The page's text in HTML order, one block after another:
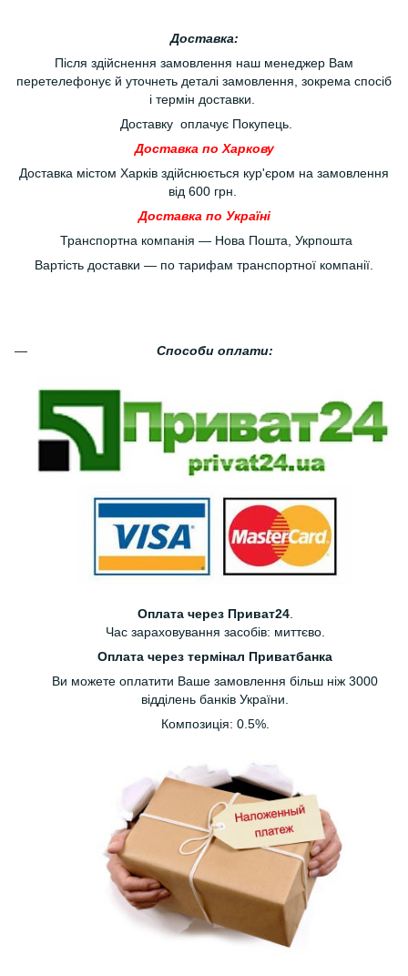
Доставка:
Після здійснення замовлення наш менеджер Вам
перетелефонує й уточнеть деталі замовлення, зокрема спосіб
і термін доставки.
Доставку оплачує Покупець.
Доставка по Харкову
Доставка містом Харків здійснюється кур'єром на замовлення
від 600 грн.
Доставка по Україні
Транспортна компанія — Нова Пошта, Укрпошта
Вартість доставки — по тарифам транспортної компанії.
Способи оплати:
Оплата через Приват24.
Час зараховування засобів: миттєво.
Оплата через термінал Приватбанка
Ви можете оплатити Ваше замовлення більш ніж 3000
відділень банків України.
Композиція: 0.5%.